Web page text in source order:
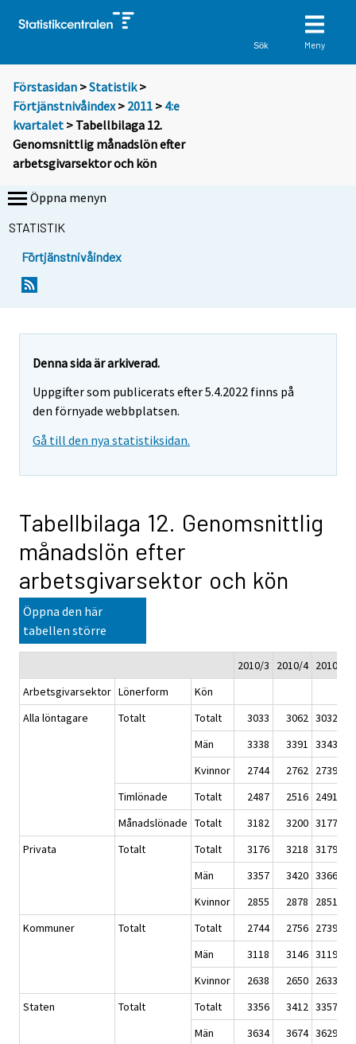
Sök Meny
Förstasidan >Statistik >
Förtjänstnivåindex> 2011 > 4:e
kvartalet > Tabellbilaga 12.
Genomsnittlig månadslön efter
arbetsgivarsektor och kön
Öppna menyn
STATISTIK
Förtjänstnivåindex
Denna sida är arkiverad.
Uppgifter som publicerats efter 5.4.2022 finns på
den förnyade webbplatsen.
Gå till den nya statistiksidan.
Tabellbilaga 12. Genomsnittlig
månadslön efter
arbetsgivarsektor och kön
Öppna den här
tabellen större
2010/3 2010/4 2010
Arbetsgivarsektor Lönerform
Kön
Alla löntagare
Totalt Totalt 3033 3062 3032
Män
3338 3391 3343
Kvinnor
2744 2762 2739
Timlönade
Totalt 2487 2516 2491
Månadslönade Totalt 3182 3200 3177
Privata
Totalt Totalt 3176 3218 3179
Män
3357 3420 3366
Kvinnor
2855 2878
2851
Kommuner
Totalt Totalt 2744 2756 2739
Män
3118 3146 3119
Kvinnor
2638 2650 2633
Staten
Totalt Totalt 3356 3412 3357
Män
3634 3674 3629